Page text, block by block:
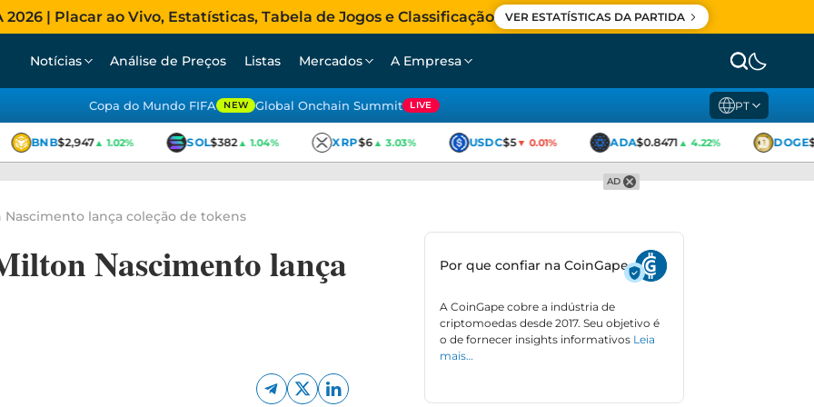
| Placar ao Vivo, Estatísticas, Tabela de Jogos e Classificação VER ESTATÍSTICAS DA PARTIDA
Notícias Análise de Preços Listas Mercados A Empresa
Copa do Mundo FIFA NEW Global Onchain Summit LIVE PT
BNB$2,947▲ 1.02% SOL$382▲ 1.04% XRP$6▲ 3.03% USDC$5▼ 0.01% ADA$0.8471▲ 4.22% DOGE
AD
lança coleção de tokens
Nascimento lança
Por que confiar na CoinGape
A CoinGape cobre a indústria de
criptomoedas desde 2017. Seu objetivo é
o de fornecer insights informativos Leia
mais…